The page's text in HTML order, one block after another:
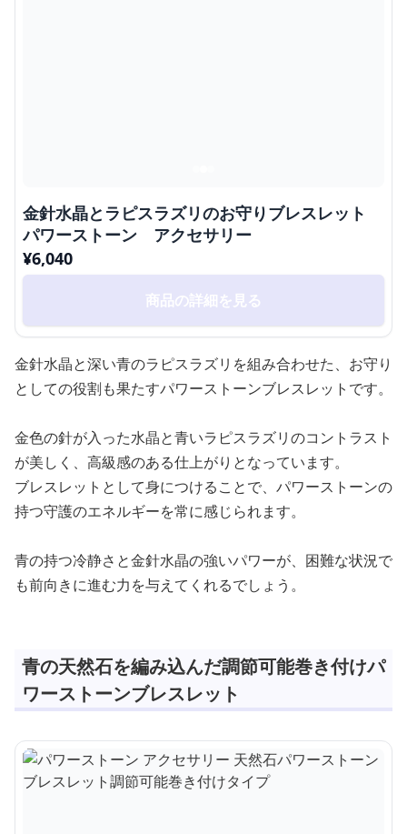
金針水晶とラピスラズリのお守りブレスレット
パワーストーン アクセサリー
¥6,040
商品の詳細を見る
金針水晶と深い青のラピスラズリを組み合わせた、お守り
としての役割も果たすパワーストーンブレスレットです。
金色の針が入った水晶と青いラピスラズリのコントラスト
が美しく、高級感のある仕上がりとなっています。
ブレスレットとして身につけることで、パワーストーンの
持つ守護のエネルギーを常に感じられます。
青の持つ冷静さと金針水晶の強いパワーが、困難な状況で
も前向きに進む力を与えてくれるでしょう。
青の天然石を編み込んだ調節可能巻き付けパ
ワーストーンブレスレット